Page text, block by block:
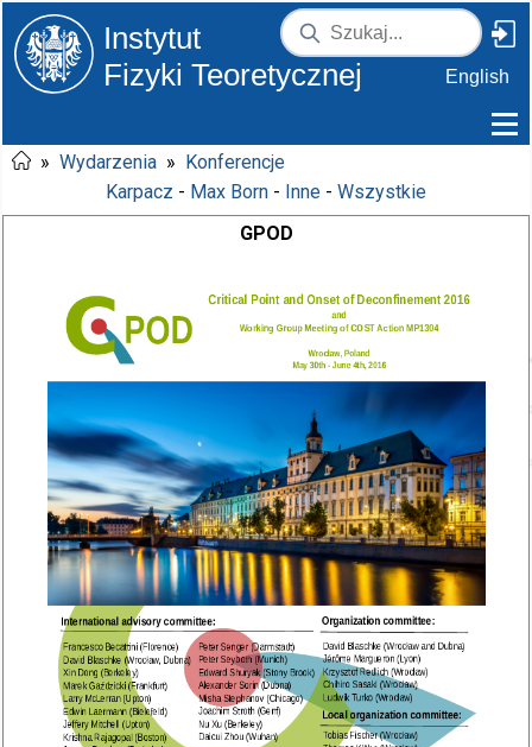
Instytut
Fizyki Teoretycznej
English
» Wydarzenia » Konferencje
Karpacz - Max Born - Inne - Wszystkie
GPOD